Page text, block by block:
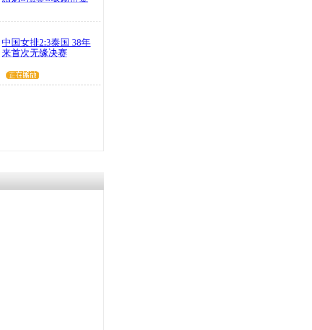
中国女排2:3泰国 38年
来首次无缘决赛